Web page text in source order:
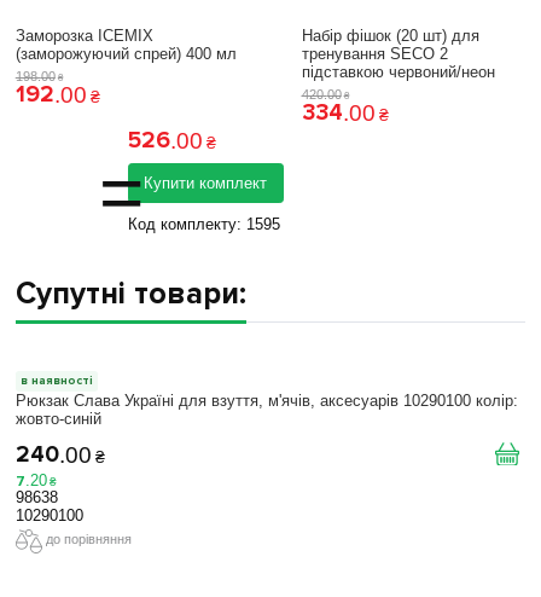
Заморозка ICEMIX
(заморожуючий спрей) 400 мл
198.00 ₴
192.00 ₴
Набір фішок (20 шт) для
тренування SECO 2
підставкою червоний/неон
420.00 ₴
334.00 ₴
=
526.00 ₴
Купити комплект
Код комплекту: 1595
Супутні товари:
в наявності
Рюкзак Слава Україні для взуття, м'ячів, аксесуарів 10290100 колiр:
жовто-синій
240.00 ₴
7.20 ₴
98638
10290100
до порівняння